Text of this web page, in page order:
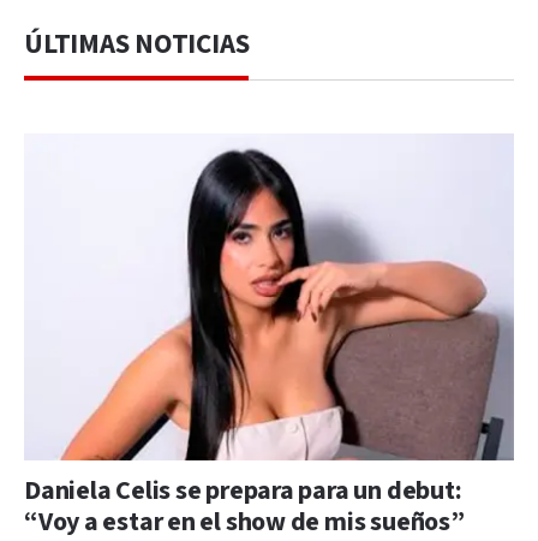
ÚLTIMAS NOTICIAS
Daniela Celis se prepara para un debut:
“Voy a estar en el show de mis sueños”